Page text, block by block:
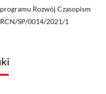
Rozwój Czasopism
SP/0014/2021/1